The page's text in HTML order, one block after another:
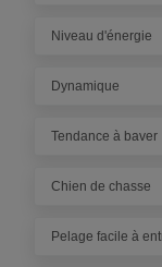
Niveau d'énergie
Dynamique
Tendance à baver
Chien de chasse
Pelage facile à